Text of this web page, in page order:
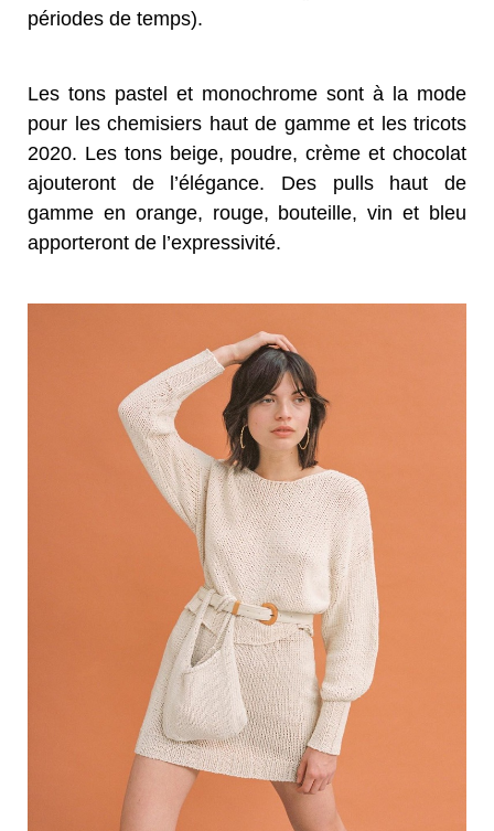
périodes de temps).
Les tons pastel et monochrome sont à la mode
pour les chemisiers haut de gamme et les tricots
2020. Les tons beige, poudre, crème et chocolat
ajouteront de l’élégance. Des pulls haut de
gamme en orange, rouge, bouteille, vin et bleu
apporteront de l’expressivité.